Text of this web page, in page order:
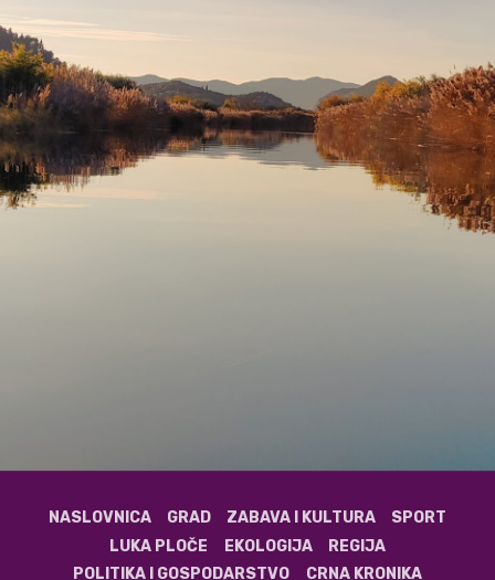
NASLOVNICA GRAD ZABAVA I KULTURA
SPORT
LUKA PLOČE
EKOLOGIJA
REGIJA
POLITIKA I GOSPODARSTVO
CRNA KRONIKA